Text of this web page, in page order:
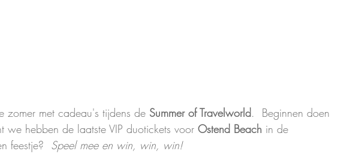
zomer met cadeau's tijdens de Summer of Travelworld.  Beginnen doen
hebben de laatste VIP duotickets voor Ostend Beach in de
feestje? Speel mee en win, win, win!